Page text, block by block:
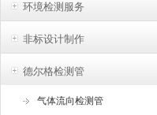
环境检测服务
非标设计制作
德尔格检测管
气体流向检测管